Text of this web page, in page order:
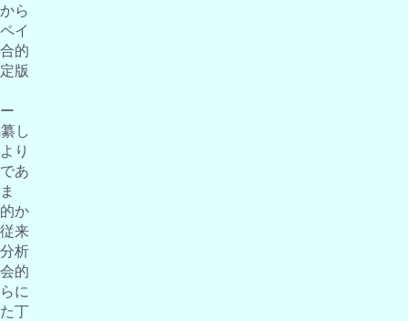
ら
イ
的
版
し
り
あ
か
来
析
的
に
丁